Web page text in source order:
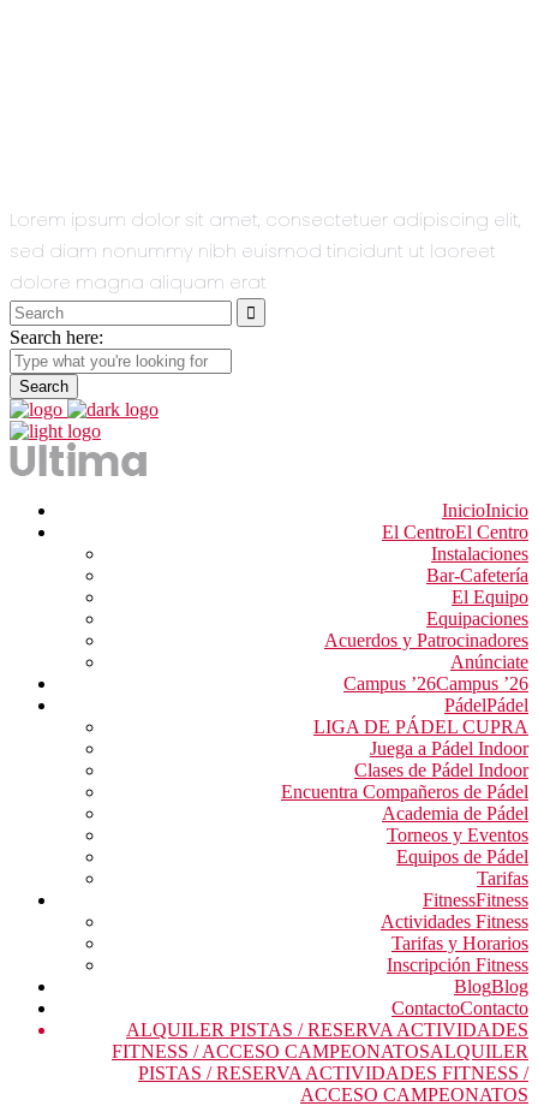
Lorem ipsum dolor sit amet, consectetuer adipiscing elit,
sed diam nonummy nibh euismod tincidunt ut laoreet
dolore magna aliquam erat
Search
for:
Search here:
InicioInicio
El CentroEl Centro
Instalaciones
Bar-Cafetería
El Equipo
Equipaciones
Acuerdos y Patrocinadores
Anúnciate
Campus ’26Campus ’26
PádelPádel
LIGA DE PÁDEL CUPRA
Juega a Pádel Indoor
Clases de Pádel Indoor
Encuentra Compañeros de Pádel
Academia de Pádel
Torneos y Eventos
Equipos de Pádel
Tarifas
FitnessFitness
Actividades Fitness
Tarifas y Horarios
Inscripción Fitness
BlogBlog
ContactoContacto
ALQUILER PISTAS / RESERVA ACTIVIDADES
FITNESS / ACCESO CAMPEONATOSALQUILER
PISTAS / RESERVA ACTIVIDADES FITNESS /
ACCESO CAMPEONATOS